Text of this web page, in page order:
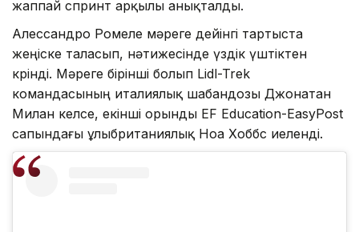
жаппай спринт арқылы анықталды.
Алессандро Ромеле мәреге дейінгі тартыста
жеңіске таласып, нәтижесінде үздік үштіктен
көрінді. Мәреге бірінші болып Lidl-Trek
командасының италиялық шабандозы Джонатан
Милан келсе, екінші орынды EF Education-EasyPost
сапындағы ұлыбританиялық Ноа Хоббс иеленді.